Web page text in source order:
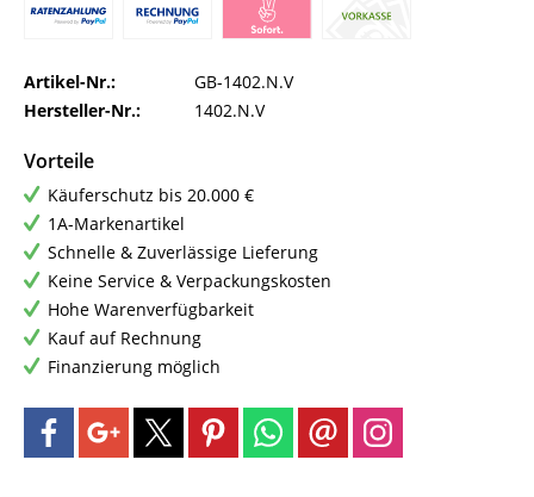
Artikel-Nr.:
GB-1402.N.V
Hersteller-Nr.:
1402.N.V
Vorteile
Käuferschutz bis 20.000 €
1A-Markenartikel
Schnelle & Zuverlässige Lieferung
Keine Service & Verpackungskosten
Hohe Warenverfügbarkeit
Kauf auf Rechnung
Finanzierung möglich